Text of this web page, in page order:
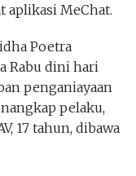
aplikasi MeChat.
Poetra
Rabu dini hari
penganiayaan
pelaku,
17 tahun, dibawa